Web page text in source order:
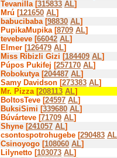
Tevanilla [315833 AL]
Mrú [121650 AL]
babucibaba [98830 AL]
PupikaMupika [8709 AL]
tevebeve [66042 AL]
Elmer [126479 AL]
Miss Ribizli Gizi [184409 AL]
Púpos Pukifej [257170 AL]
Robokutya [204487 AL]
Samy Davidson [273383 AL]
Mr. Pizza [208113 AL]
BoltosTeve [24597 AL]
BuksiSimi [339680 AL]
Búvárteve [71709 AL]
Shyne [241057 AL]
csontospotrohugebe [290483 AL
Csinoyogo [108060 AL]
Lilynetto [103073 AL]